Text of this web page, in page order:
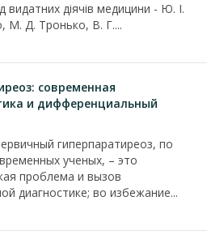
видатних діячів медицини - Ю. І.
М. Д. Тронько, В. Г....
современная
и дифференциальный
гиперпаратиреоз, по
ученых, – это
проблема и вызов
диагностике; во избежание...